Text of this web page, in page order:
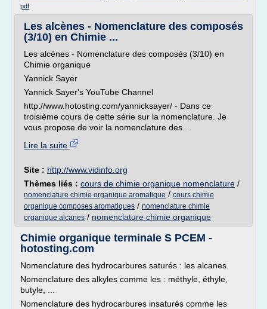
pdf
Les alcènes - Nomenclature des composés
(3/10) en Chimie ...
Les alcènes - Nomenclature des composés (3/10) en
Chimie organique
Yannick Sayer
Yannick Sayer's YouTube Channel
http://www.hotosting.com/yannicksayer/ - Dans ce
troisième cours de cette série sur la nomenclature. Je
vous propose de voir la nomenclature des...
Lire la suite
Site : http://www.vidinfo.org
Thèmes liés : cours de chimie organique nomenclature /
nomenclature chimie organique aromatique / cours chimie
organique composes aromatiques / nomenclature chimie
organique alcanes / nomenclature chimie organique
Chimie organique terminale S PCEM -
hotosting.com
Nomenclature des hydrocarbures saturés : les alcanes.
Nomenclature des alkyles comme les : méthyle, éthyle,
butyle, ...
Nomenclature des hydrocarbures insaturés comme les